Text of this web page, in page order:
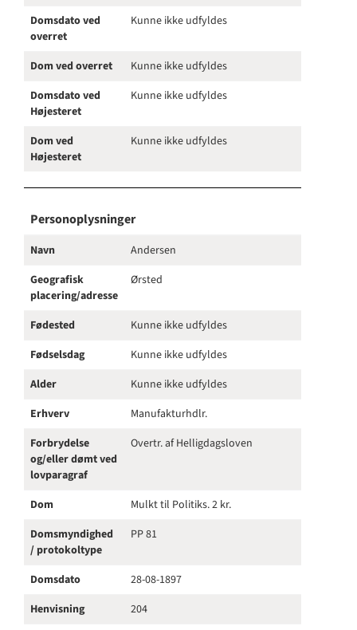
Domsdato ved
overret
Kunne ikke udfyldes
Dom ved overret
Kunne ikke udfyldes
Domsdato ved
Højesteret
Kunne ikke udfyldes
Dom ved
Højesteret
Kunne ikke udfyldes
Personoplysninger
Navn
Andersen
Geografisk
placering/adresse
Ørsted
Fødested
Kunne ikke udfyldes
Fødselsdag
Kunne ikke udfyldes
Alder
Kunne ikke udfyldes
Erhverv
Manufakturhdlr.
Forbrydelse
og/eller dømt ved
lovparagraf
Overtr. af Helligdagsloven
Dom
Mulkt til Politiks. 2 kr.
Domsmyndighed
/ protokoltype
PP 81
Domsdato
28-08-1897
Henvisning
204